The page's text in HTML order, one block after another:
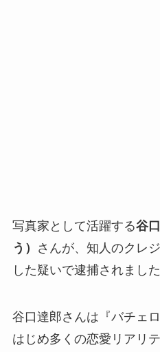
写真家として活躍する谷
う）
さんが、知人のクレ
した疑いで逮捕されました
谷口達郎さんは『バチェ
はじめ多くの恋愛リアリ